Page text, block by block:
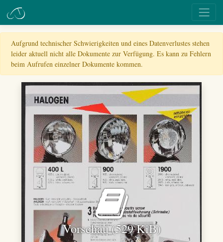
Aufgrund technischer Schwierigkeiten und eines Datenverlustes stehen
leider aktuell nicht alle Dokumente zur Verfügung. Es kann zu Fehlern
beim Aufrufen einzelner Dokumente kommen.
Vorschau (529 KiB)